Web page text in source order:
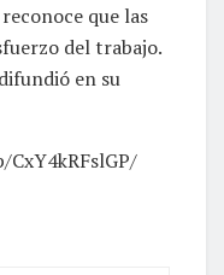
que las
del trabajo.
en su